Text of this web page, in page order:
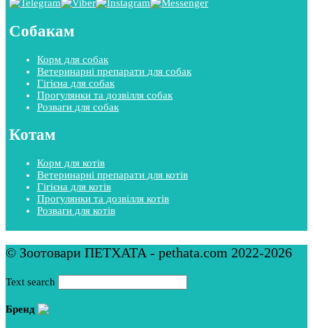
Собакам
Корм для собак
Ветеринарні препарати для собак
Гігієна для собак
Прогулянки та дозвілля собак
Розваги для собак
Котам
Корм для котів
Ветеринарні препарати для котів
Гігієна для котів
Прогулянки та дозвілля котів
Розваги для котів
© Зоотовари ПЕТХАТА - pethata.com 2022-2026
Text search
Бренд